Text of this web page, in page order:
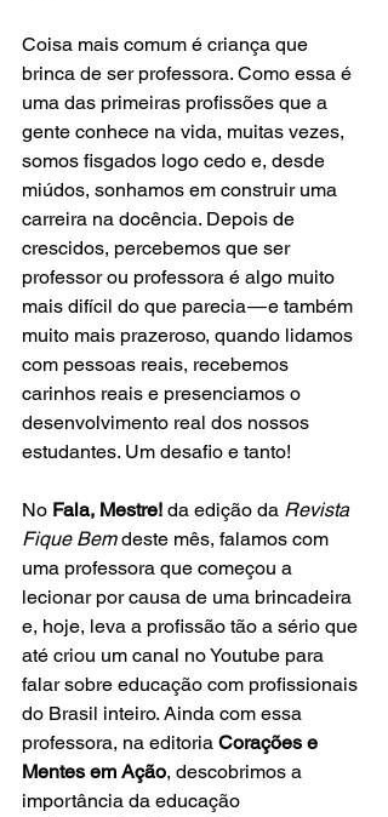
Coisa mais comum é criança que
brinca de ser professora. Como essa é
uma das primeiras profissões que a
gente conhece na vida, muitas vezes,
somos fisgados logo cedo e, desde
miúdos, sonhamos em construir uma
carreira na docência. Depois de
crescidos, percebemos que ser
professor ou professora é algo muito
mais difícil do que parecia — e também
muito mais prazeroso, quando lidamos
com pessoas reais, recebemos
carinhos reais e presenciamos o
desenvolvimento real dos nossos
estudantes. Um desafio e tanto!
No Fala, Mestre! da edição da Revista
Fique Bem deste mês, falamos com
uma professora que começou a
lecionar por causa de uma brincadeira
e, hoje, leva a profissão tão a sério que
até criou um canal no Youtube para
falar sobre educação com profissionais
do Brasil inteiro. Ainda com essa
professora, na editoria Corações e
Mentes em Ação, descobrimos a
importância da educação